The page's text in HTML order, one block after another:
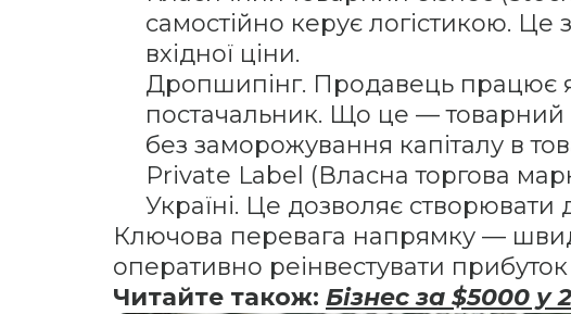
самостійно керує логістикою.
вхідної ціни.
Дропшипінг. Продавець працює
постачальник. Що це — товарний
без заморожування капіталу в
Private Label (Власна торгова
Україні. Це дозволяє створювати
Ключова перевага напрямку —
оперативно реінвестувати прибуток
Читайте також: Бізнес за $5000 у